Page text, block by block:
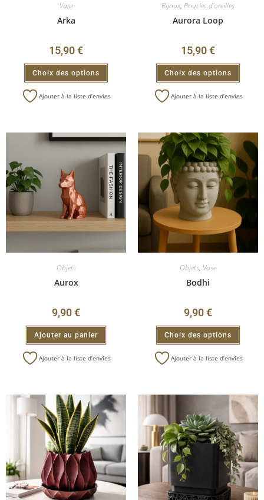
Vase
Arka
15,90€
Choix des options
Ajouter à la liste d’envies
Bijoux, Boucles d'oreilles
Aurora Loop
15,90€
Choix des options
Ajouter à la liste d’envies
Objets
Aurox
9,90€
Ajouter au panier
Ajouter à la liste d’envies
Objets, Vase
Bodhi
9,90€
Choix des options
Ajouter à la liste d’envies